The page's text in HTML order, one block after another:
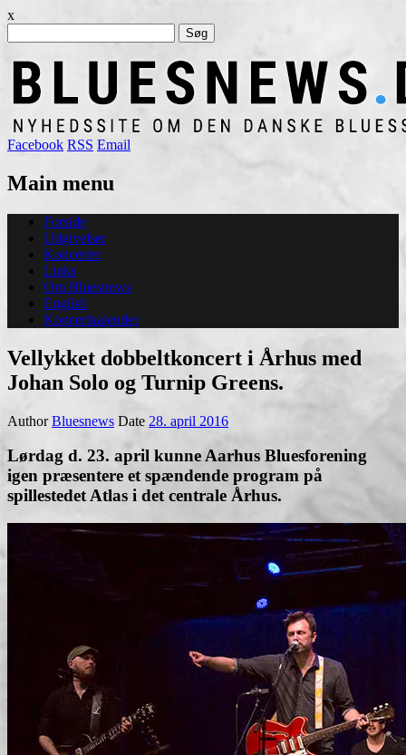
x
efter:
Facebook RSS Email
Main menu
Skip
content
Forside
Udgivelser
Koncerter
Links
Om Bluesnews
English
Koncertkalender
Vellykket dobbeltkoncert i Århus med
Johan Solo og Turnip Greens.
AuthorBluesnews Date 28. april 2016
Lørdag d. 23. april kunne Aarhus Bluesforening
igen præsentere et spændende program på
spillestedet Atlas i det centrale Århus.